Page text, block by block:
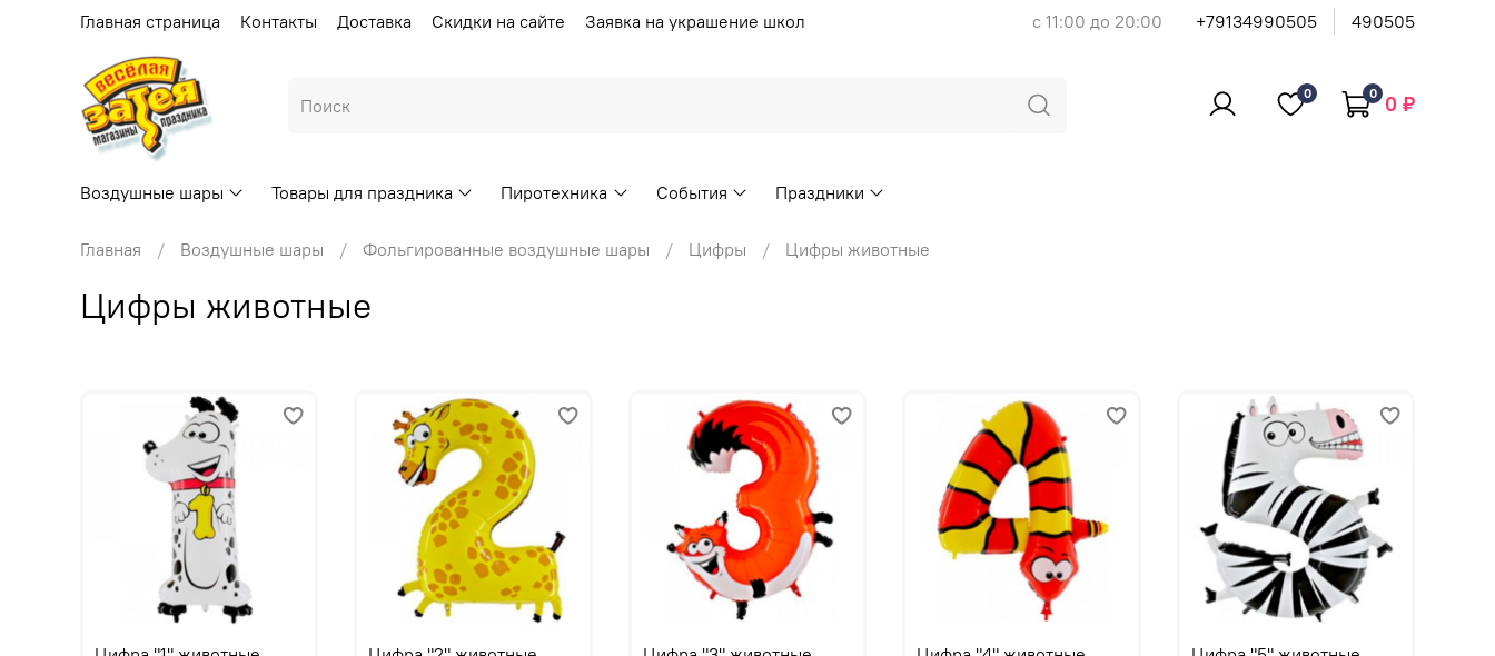
Главная страница Контакты Доставка Скидки на сайте Заявка на украшение школ с 11:00 до 20:00 +79134990505 490505
0 0 0 ₽
Воздушные шары Товары для праздника Пиротехника События Праздники
Главная Воздушные шары Фольгированные воздушные шары Цифры Цифры животные
Цифры животные